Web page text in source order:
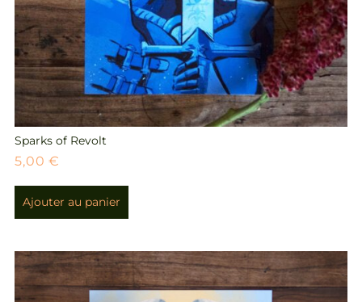
Sparks of Revolt
5,00€
Ajouter au panier